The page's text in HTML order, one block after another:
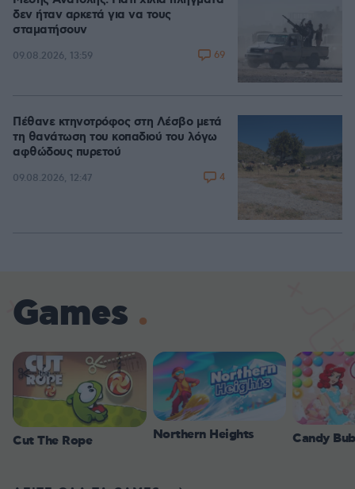
δεν ήταν αρκετά για να τους
σταματήσουν
09.08.2026, 13:59 69
Πέθανε κτηνοτρόφος στη Λέσβο μετά
τη θανάτωση του κοπαδιού του λόγω
αφθώδους πυρετού
09.08.2026, 12:47 4
Games
Cut The Rope Northern Heights Candy